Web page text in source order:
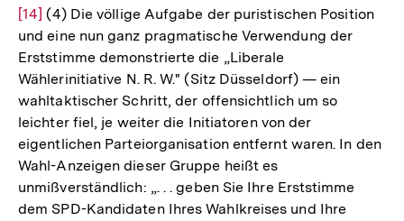
[14] (4) Die völlige Aufgabe der puristischen Position
und eine nun ganz pragmatische Verwendung der
Erststimme demonstrierte die „Liberale
Wählerinitiative N. R. W." (Sitz Düsseldorf) — ein
wahltaktischer Schritt, der offensichtlich um so
leichter fiel, je weiter die Initiatoren von der
eigentlichen Parteiorganisation entfernt waren. In den
Wahl-Anzeigen dieser Gruppe heißt es
unmißverständlich: „. . . geben Sie Ihre Erststimme
dem SPD-Kandidaten Ihres Wahlkreises und Ihre